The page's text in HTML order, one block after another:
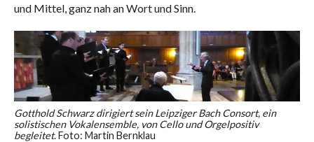
und Mittel, ganz nah an Wort und Sinn.
Gotthold Schwarz dirigiert sein Leipziger Bach Consort, ein
solistischen Vokalensemble, von Cello und Orgelpositiv
begleitet. Foto: Martin Bernklau